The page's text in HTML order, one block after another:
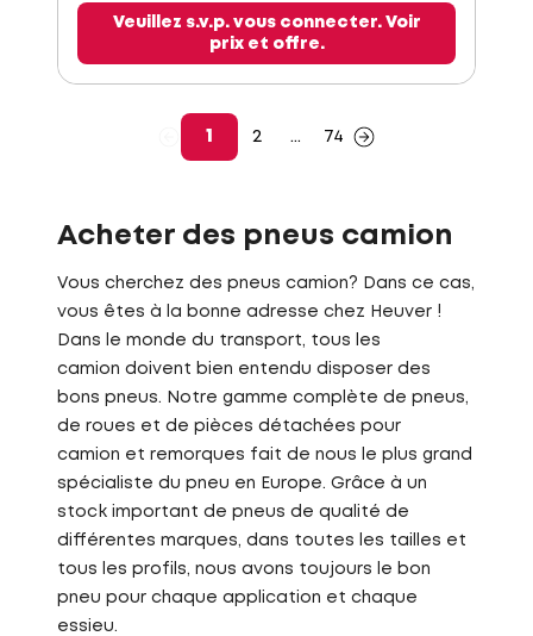
Veuillez s.v.p. vous connecter. Voir
prix et offre.
1 2 ... 74
Acheter des pneus camion
Vous cherchez des pneus camion? Dans ce cas,
vous êtes à la bonne adresse chez Heuver !
Dans le monde du transport, tous les
camion doivent bien entendu disposer des
bons pneus. Notre gamme complète de pneus,
de roues et de pièces détachées pour
camion et remorques fait de nous le plus grand
spécialiste du pneu en Europe. Grâce à un
stock important de pneus de qualité de
différentes marques, dans toutes les tailles et
tous les profils, nous avons toujours le bon
pneu pour chaque application et chaque
essieu.